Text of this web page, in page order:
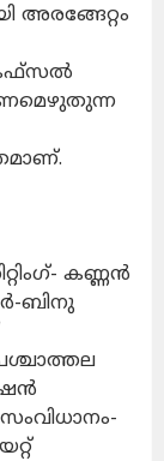
അരങ്ങേറ്റം
കണ്ണൻ
ബിനു